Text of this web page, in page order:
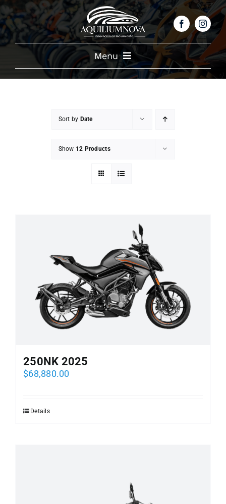
Skip
to
content
Menu
PRODUCTOS
CATALOGO
EVENTOS DE ADJUDICACION
PREGUNTAS FRECUENTES
COTIZA AHORA
Sort by Date
Show 12 Products
250NK 2025
$68,880.00
Details